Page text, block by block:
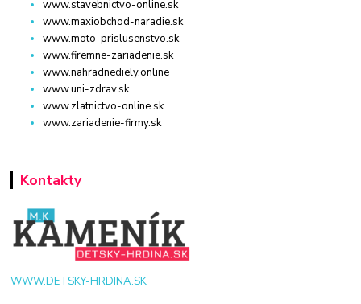
www.stavebnictvo-online.sk
www.maxiobchod-naradie.sk
www.moto-prislusenstvo.sk
www.firemne-zariadenie.sk
www.nahradnediely.online
www.uni-zdrav.sk
www.zlatnictvo-online.sk
www.zariadenie-firmy.sk
Kontakty
WWW.DETSKY-HRDINA.SK